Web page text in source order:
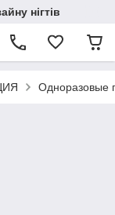
нігтів
Одноразовые